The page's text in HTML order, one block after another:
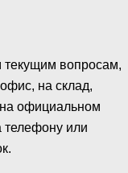
текущим вопросам,
на склад,
на официальном
телефону или